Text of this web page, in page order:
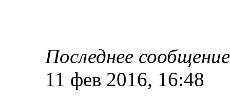
Последнее сообщение
11 фев 2016, 16:48